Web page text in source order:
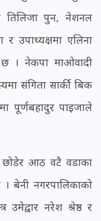
तिलिजा पुन, नेशनल
उपाध्यक्षमा एलिना
छ । नेकपा माओवादी
संगिता सार्की बिक
पूर्णबहादुर पाइजाले
छोडेर आठ वटै वडाका
बेनी नगरपालिकाको
उमेद्वार नरेश श्रेष्ठ र